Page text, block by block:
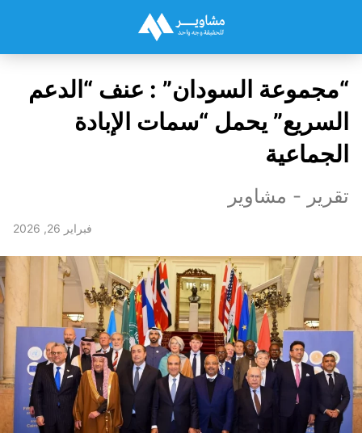
“مجموعة السودان” : عنف “الدعم
السريع” يحمل “سمات الإبادة
الجماعية
تقرير - مشاوير
فبراير 26, 2026